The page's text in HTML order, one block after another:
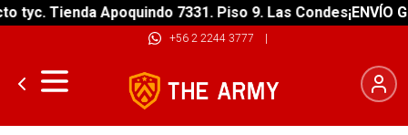
Tienda Apoquindo 7331. Piso 9. Las Condes¡ENVÍO
+56 2 2244 3777 |